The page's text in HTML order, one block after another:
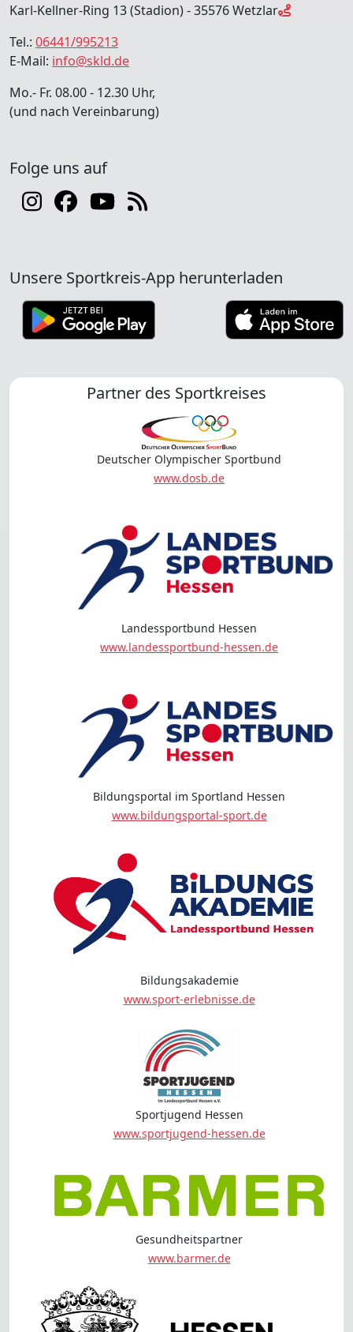
Karl-Kellner-Ring 13 (Stadion) - 35576 Wetzlar
Tel.: 06441/995213
E-Mail: info@skld.de
Mo.- Fr. 08.00 - 12.30 Uhr,
(und nach Vereinbarung)
Folge uns auf
Unsere Sportkreis-App herunterladen
Partner des Sportkreises
Deutscher Olympischer Sportbund
www.dosb.de
Landessportbund Hessen
www.landessportbund-hessen.de
Bildungsportal im Sportland Hessen
www.bildungsportal-sport.de
Bildungsakademie
www.sport-erlebnisse.de
Sportjugend Hessen
www.sportjugend-hessen.de
Gesundheitspartner
www.barmer.de